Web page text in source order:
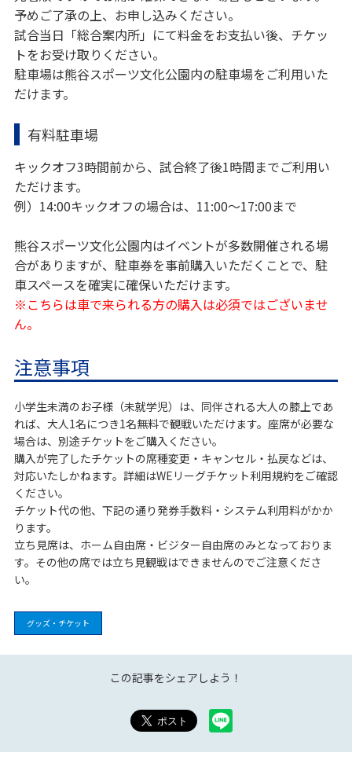
予めご了承の上、お申し込みください。
試合当日「総合案内所」にて料金をお支払い後、チケッ
トをお受け取りください。
駐車場は熊谷スポーツ文化公園内の駐車場をご利用いた
だけます。
有料駐車場
キックオフ3時間前から、試合終了後1時間までご利用い
ただけます。
例）14:00キックオフの場合は、11:00～17:00まで
熊谷スポーツ文化公園内はイベントが多数開催される場
合がありますが、駐車券を事前購入いただくことで、駐
車スペースを確実に確保いただけます。
※こちらは車で来られる方の購入は必須ではございませ
ん。
注意事項
小学生未満のお子様（未就学児）は、同伴される大人の膝上であ
れば、大人1名につき1名無料で観戦いただけます。座席が必要な
場合は、別途チケットをご購入ください。
購入が完了したチケットの席種変更・キャンセル・払戻などは、
対応いたしかねます。詳細はWEリーグチケット利用規約をご確認
ください。
チケット代の他、下記の通り発券手数料・システム利用料がかか
ります。
立ち見席は、ホーム自由席・ビジター自由席のみとなっておりま
す。その他の席では立ち見観戦はできませんのでご注意くださ
い。
グッズ・チケット
この記事をシェアしよう！